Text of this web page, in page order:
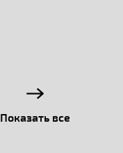
Показать все